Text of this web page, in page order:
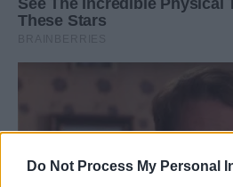
Do Not Process My Personal